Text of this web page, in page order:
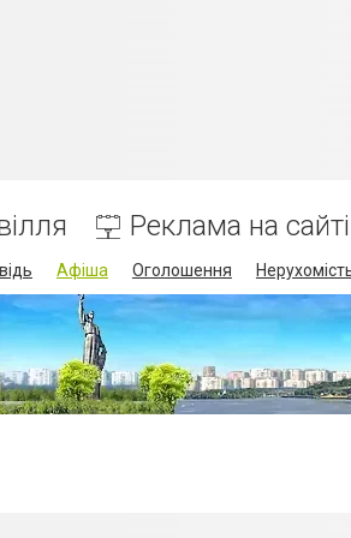
Реклама на сайті
Афіша Оголошення